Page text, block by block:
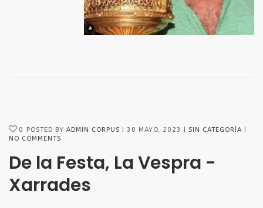
0 POSTED BY ADMIN CORPUS 30 MAYO, 2023
SIN CATEGORÍA
NO COMMENTS
De la Festa, La Vespra -
Xarrades
SÍGUENOS EN FACEBOOK
acebook